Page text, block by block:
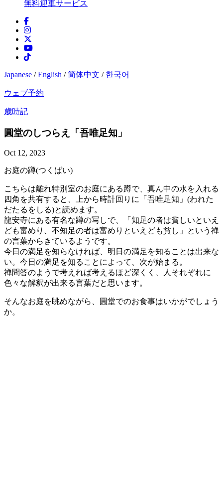
無料迎車サービス
Japanese /English /简体中文 / 한국어
ウェブ予約
歳時記
圓堂のしつらえ「吾唯足知」
Oct 12, 2023
お庭の蹲(つくばい)
こちらは離れ特別室のお庭にある蹲で、真ん中の水を入れる
四角を共有すると、上から時計回りに「吾唯足知」(われた
だたるをしる)と読めます。
龍安寺にある有名な蹲の写しで、「知足の者は貧しいといえ
ども富めり、不知足の者は富めりといえども貧し」という禅
の言葉からきているようです。
今日の満足を知らなければ、明日の満足を知ることは出来な
い。今日の満足を知ることによって、次が始まる。
禅問答のようで考えれば考えるほど深くく、人それぞれに
色々な解釈が出来る言葉だと思います。
そんなお庭を眺めながら、圓堂でのお食事はいかがでしょう
か。